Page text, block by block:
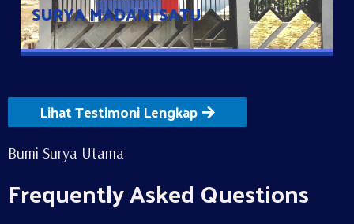
SURYA MADANI SATU
Lihat Testimoni Lengkap
Bumi Surya Utama
Frequently Asked Questions